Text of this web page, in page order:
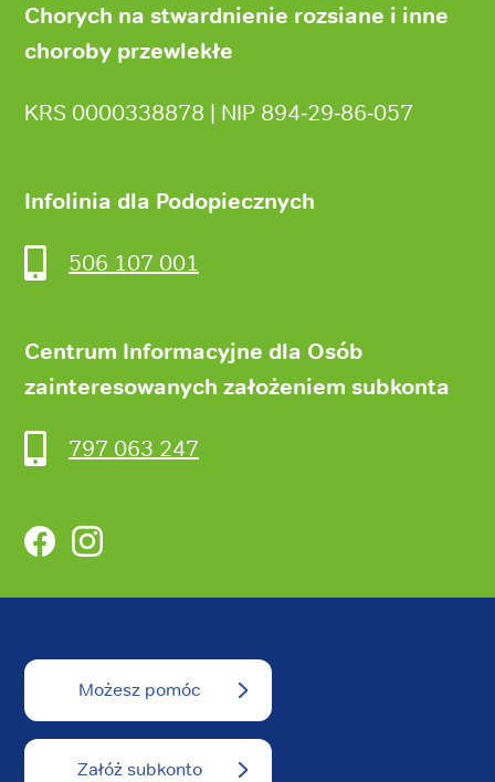
Chorych na stwardnienie rozsiane i inne
choroby przewlekłe
KRS 0000338878 | NIP 894‑29‑86‑057
Infolinia dla Podopiecznych
506 107 001
Centrum Informacyjne dla Osób
zainteresowanych założeniem subkonta
797 063 247
FacebookInstagram
Możesz pomóc
Załóż subkonto